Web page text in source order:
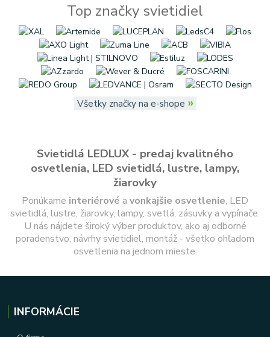
Top značky svietidiel
Všetky značky na e-shope »
Svietidlá LEDLUX - predaj kvalitného
osvetlenia, LED svietidlá, lustre, lampy,
žiarovky
Ponúkame interiérové a vonkajšie osvetlenie, LED
svietidlá, lustre, žiarovky, lampy, svetlá, zásuvky a vypínače.
U nás nájdete široký výber produktov, ako aj odborné
poradenstvo, návrhy svietidiel, montáž - všetko ohľadom
osvetlenia na jednom mieste.
INFORMÁCIE